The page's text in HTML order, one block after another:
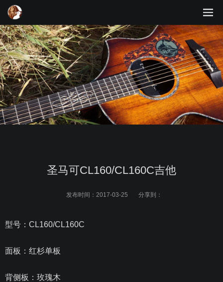
圣马可CL160/CL160C吉他
发布时间： 2017-03-25 分享到：
型号：CL160/CL160C
面板：红杉单板
背侧板：玫瑰木